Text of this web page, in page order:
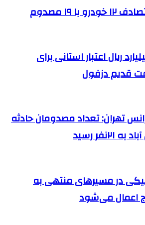
با ۱۹ مصدوم
۱۵۰۰ میلیارد ریال اعتبار استانی برای
قدیم دزفول
تهران: تعداد مصدومان حادثه
رسید
در مسیرهای منتهی به
اعمال می‌شود